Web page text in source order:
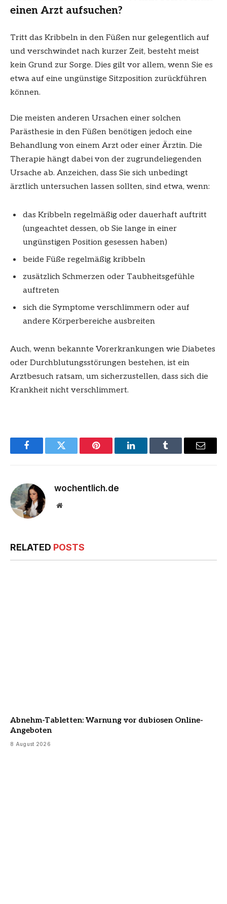
einen Arzt aufsuchen?
Tritt das Kribbeln in den Füßen nur gelegentlich auf
und verschwindet nach kurzer Zeit, besteht meist
kein Grund zur Sorge. Dies gilt vor allem, wenn Sie es
etwa auf eine ungünstige Sitzposition zurückführen
können.
Die meisten anderen Ursachen einer solchen
Parästhesie in den Füßen benötigen jedoch eine
Behandlung von einem Arzt oder einer Ärztin. Die
Therapie hängt dabei von der zugrundeliegenden
Ursache ab. Anzeichen, dass Sie sich unbedingt
ärztlich untersuchen lassen sollten, sind etwa, wenn:
das Kribbeln regelmäßig oder dauerhaft auftritt
(ungeachtet dessen, ob Sie lange in einer
ungünstigen Position gesessen haben)
beide Füße regelmäßig kribbeln
zusätzlich Schmerzen oder Taubheitsgefühle
auftreten
sich die Symptome verschlimmern oder auf
andere Körperbereiche ausbreiten
Auch, wenn bekannte Vorerkrankungen wie Diabetes
oder Durchblutungsstörungen bestehen, ist ein
Arztbesuch ratsam, um sicherzustellen, dass sich die
Krankheit nicht verschlimmert.
FacebookTwitter Pinterest LinkedInTumblr Email
wochentlich.de
Website
RELATED POSTS
Abnehm-Tabletten: Warnung vor dubiosen Online-
Angeboten
8 August 2026